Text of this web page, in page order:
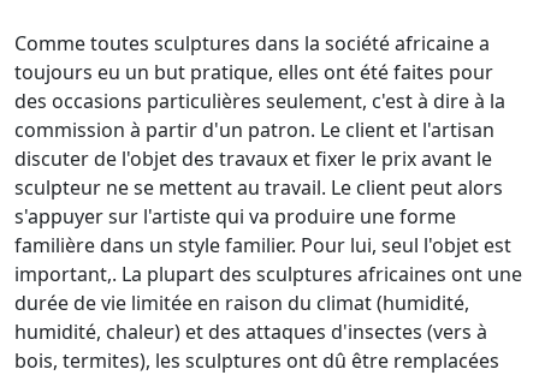
Comme toutes sculptures dans la société africaine a
toujours eu un but pratique, elles ont été faites pour
des occasions particulières seulement, c'est à dire à la
commission à partir d'un patron. Le client et l'artisan
discuter de l'objet des travaux et fixer le prix avant le
sculpteur ne se mettent au travail. Le client peut alors
s'appuyer sur l'artiste qui va produire une forme
familière dans un style familier. Pour lui, seul l'objet est
important,. La plupart des sculptures africaines ont une
durée de vie limitée en raison du climat (humidité,
humidité, chaleur) et des attaques d'insectes (vers à
bois, termites), les sculptures ont dû être remplacées